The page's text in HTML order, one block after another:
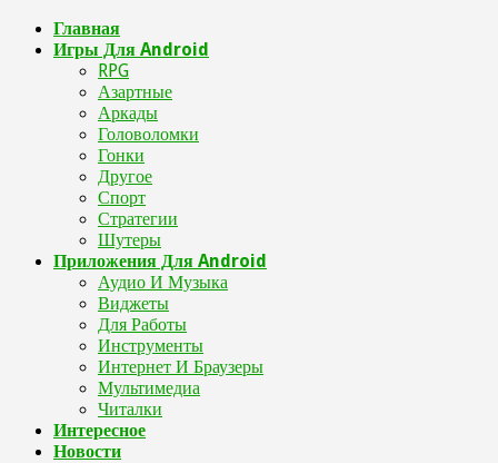
Главная
Игры Для Android
RPG
Азартные
Аркады
Головоломки
Гонки
Другое
Спорт
Стратегии
Шутеры
Приложения Для Android
Аудио И Музыка
Виджеты
Для Работы
Инструменты
Интернет И Браузеры
Мультимедиа
Читалки
Интересное
Новости